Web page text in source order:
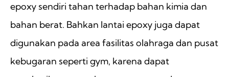
epoxy sendiri tahan terhadap bahan kimia dan
bahan berat. Bahkan lantai epoxy juga dapat
digunakan pada area fasilitas olahraga dan pusat
kebugaran seperti gym, karena dapat